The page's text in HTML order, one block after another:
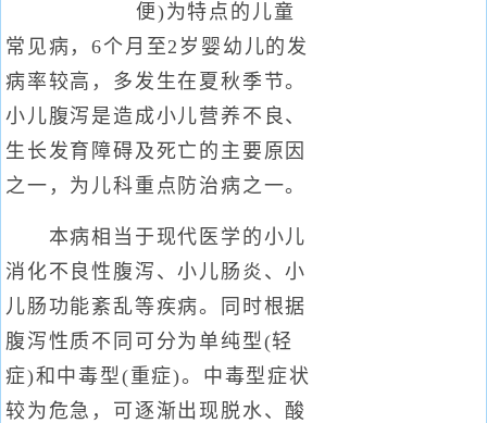
便)为特点的儿童
常见病，6个月至2岁婴幼儿的发
病率较高，多发生在夏秋季节。
小儿腹泻是造成小儿营养不良、
生长发育障碍及死亡的主要原因
之一，为儿科重点防治病之一。
本病相当于现代医学的小儿
消化不良性腹泻、小儿肠炎、小
儿肠功能紊乱等疾病。同时根据
腹泻性质不同可分为单纯型(轻
症)和中毒型(重症)。中毒型症状
较为危急，可逐渐出现脱水、酸